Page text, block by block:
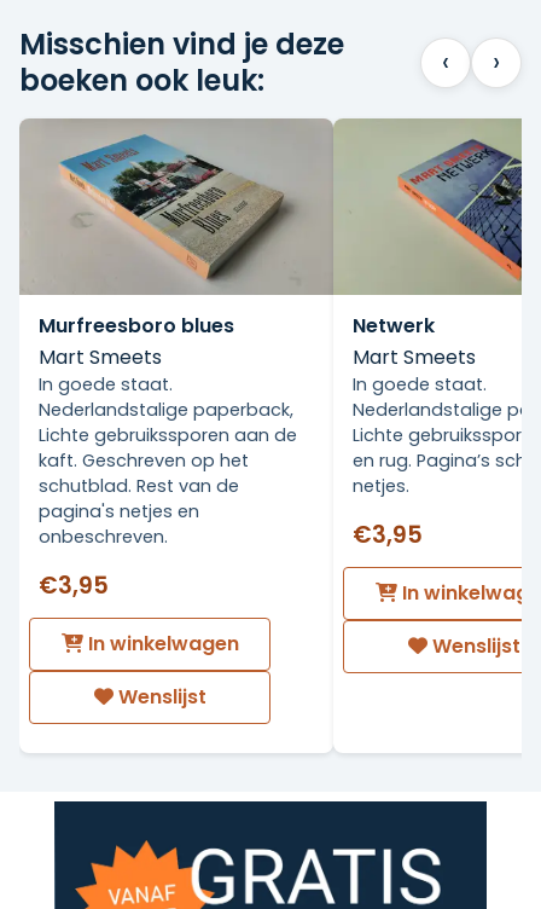
Misschien vind je deze
boeken ook leuk:
‹ ›
Murfreesboro blues
Mart Smeets
In goede staat.
Nederlandstalige paperback,
Lichte gebruikssporen aan de
kaft. Geschreven op het
schutblad. Rest van de
pagina's netjes en
onbeschreven.
€3,95
In winkelwagen
Wenslijst
Netwerk
Mart Smeets
In goede staat.
Nederlandstalige
Lichte
en rug. Pagina’s
netjes.
€3,95
In
Wenslijst